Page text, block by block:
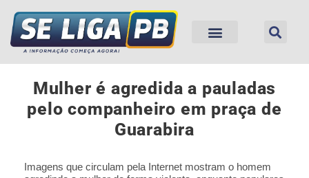
Mulher é agredida a pauladas
pelo companheiro em praça de
Guarabira
Imagens que circulam pela Internet mostram o homem